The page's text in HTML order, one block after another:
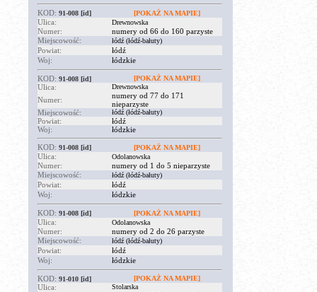
KOD: 91-008 [id] [POKAŻ NA MAPIE]
Ulica: Drewnowska
Numer:
numery od 66 do 160 parzyste
Miejscowość:
łódź (łódź-bałuty)
Powiat:
łódź
Woj:
łódzkie
KOD: 91-008 [id] [POKAŻ NA MAPIE]
Ulica: Drewnowska
Numer:
numery od 77 do 171
nieparzyste
Miejscowość:
łódź (łódź-bałuty)
Powiat:
łódź
Woj:
łódzkie
KOD: 91-008 [id] [POKAŻ NA MAPIE]
Ulica: Odolanowska
Numer:
numery od 1 do 5 nieparzyste
Miejscowość:
łódź (łódź-bałuty)
Powiat:
łódź
Woj:
łódzkie
KOD: 91-008 [id] [POKAŻ NA MAPIE]
Ulica: Odolanowska
Numer:
numery od 2 do 26 parzyste
Miejscowość:
łódź (łódź-bałuty)
Powiat:
łódź
Woj:
łódzkie
KOD: 91-010 [id] [POKAŻ NA MAPIE]
Ulica: Stolarska